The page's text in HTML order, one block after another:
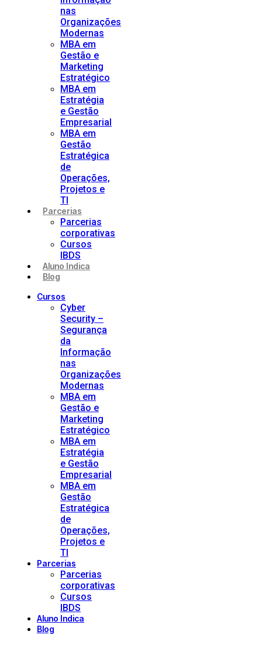
nas
Organizações
Modernas
MBA em
Gestão e
Marketing
Estratégico
MBA em
Estratégia
e Gestão
Empresarial
MBA em
Gestão
Estratégica
de
Operações,
Projetos e
TI
Parcerias
Parcerias
corporativas
Cursos
IBDS
Aluno Indica
Blog
Cursos
Cyber
Security –
Segurança
da
Informação
nas
Organizações
Modernas
MBA em
Gestão e
Marketing
Estratégico
MBA em
Estratégia
e Gestão
Empresarial
MBA em
Gestão
Estratégica
de
Operações,
Projetos e
TI
Parcerias
Parcerias
corporativas
Cursos
IBDS
Aluno Indica
Blog